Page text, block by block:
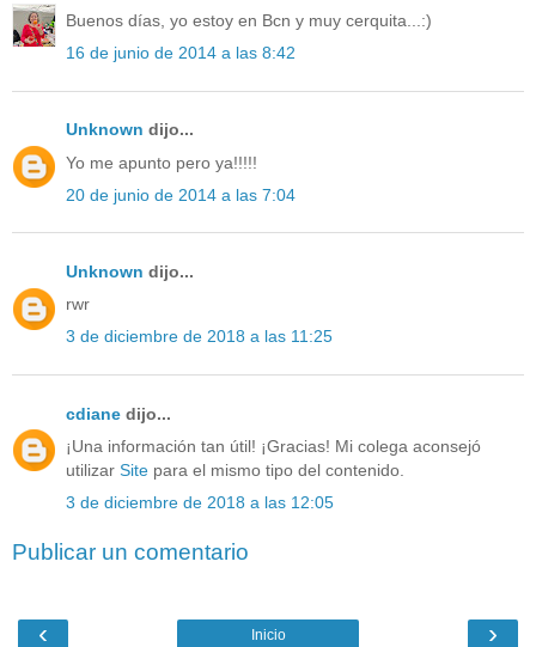
Buenos días, yo estoy en Bcn y muy cerquita...:)
16 de junio de 2014 a las 8:42
Unknown dijo...
Yo me apunto pero ya!!!!!
20 de junio de 2014 a las 7:04
Unknown dijo...
rwr
3 de diciembre de 2018 a las 11:25
cdiane dijo...
¡Una información tan útil! ¡Gracias! Mi colega aconsejó
utilizar Site para el mismo tipo del contenido.
3 de diciembre de 2018 a las 12:05
Publicar un comentario
‹ ›
Inicio